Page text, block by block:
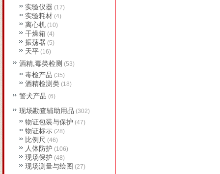
实验仪器 (17)
实验耗材 (4)
离心机 (10)
干燥箱 (4)
振荡器 (5)
天平 (16)
酒精,毒类检测 (53)
毒检产品 (35)
酒精检测类 (18)
警犬产品 (6)
现场勘查辅助用品 (302)
物证包装与保护 (47)
物证标示 (28)
比例尺 (46)
人体防护 (106)
现场保护 (48)
现场测量与绘图 (27)